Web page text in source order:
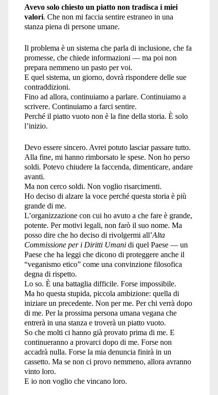
Avevo solo chiesto un piatto non tradisca i miei
valori. Che non mi faccia sentire estraneo in una
stanza piena di persone umane.
Il problema è un sistema che parla di inclusione, che fa
promesse, che chiede informazioni — ma poi non
prepara nemmeno un pasto per voi.
E quel sistema, un giorno, dovrà rispondere delle sue
contraddizioni.
Fino ad allora, continuiamo a parlare. Continuiamo a
scrivere. Continuiamo a farci sentire.
Perché il piatto vuoto non è la fine della storia. È solo
l’inizio.
Devo essere sincero. Avrei potuto lasciar passare tutto.
Alla fine, mi hanno rimborsato le spese. Non ho perso
soldi. Potevo chiudere la faccenda, dimenticare, andare
avanti.
Ma non cerco soldi. Non voglio risarcimenti.
Ho deciso di alzare la voce perché questa storia è più
grande di me.
L’organizzazione con cui ho avuto a che fare è grande,
potente. Per motivi legali, non farò il suo nome. Ma
posso dire che ho deciso di rivolgermi all’Alta
Commissione per i Diritti Umanidi quel Paese — un
Paese che ha leggi che dicono di proteggere anche il
“veganismo etico” come una convinzione filosofica
degna di rispetto.
Lo so. È una battaglia difficile. Forse impossibile.
Ma ho questa stupida, piccola ambizione: quella di
iniziare un precedente. Non per me. Per chi verrà dopo
di me. Per la prossima persona umana vegana che
entrerà in una stanza e troverà un piatto vuoto.
So che molti ci hanno già provato prima di me. E
continueranno a provarci dopo di me. Forse non
accadrà nulla. Forse la mia denuncia finirà in un
cassetto. Ma se non ci provo nemmeno, allora avranno
vinto loro.
E io non voglio che vincano loro.